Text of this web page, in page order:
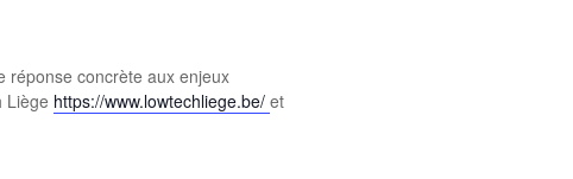
réponse concrète aux enjeux
Liège https://www.lowtechliege.be/ et